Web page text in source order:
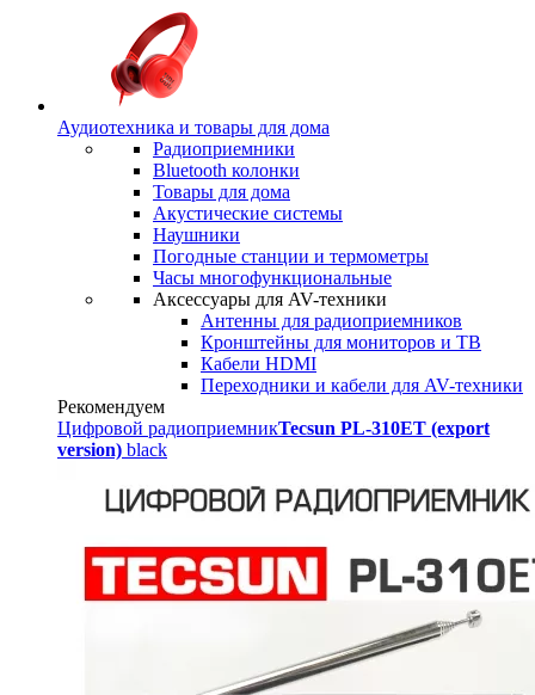
Аудиотехника и товары для дома
Радиоприемники
Bluetooth колонки
Товары для дома
Акустические системы
Наушники
Погодные станции и термометры
Часы многофункциональные
Аксессуары для AV-техники
Антенны для радиоприемников
Кронштейны для мониторов и ТВ
Кабели HDMI
Переходники и кабели для AV-техники
Рекомендуем
Цифровой радиоприемникTecsun PL-310ET (export
version) black